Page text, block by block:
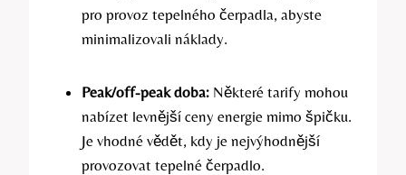
pro provoz tepelného čerpadla, abyste
minimalizovali náklady.
Peak/off-peak doba: Některé tarify mohou
nabízet levnější ceny energie mimo špičku.
Je vhodné vědět, kdy je nejvýhodnější
provozovat tepelné čerpadlo.